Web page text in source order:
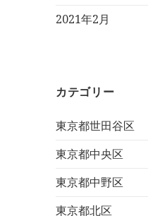
2021年2月
カテゴリー
東京都世田谷区
東京都中央区
東京都中野区
東京都北区